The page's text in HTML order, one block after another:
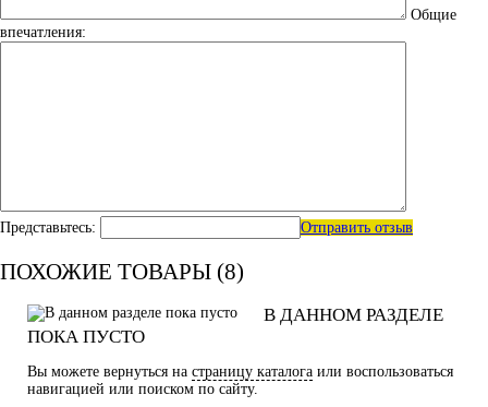
Общие
впечатления:
Представьтесь: Отправить отзыв
ПОХОЖИЕ ТОВАРЫ (8)
В ДАННОМ РАЗДЕЛЕ
ПОКА ПУСТО
Вы можете вернуться на страницу каталога или воспользоваться
навигацией или поиском по сайту.